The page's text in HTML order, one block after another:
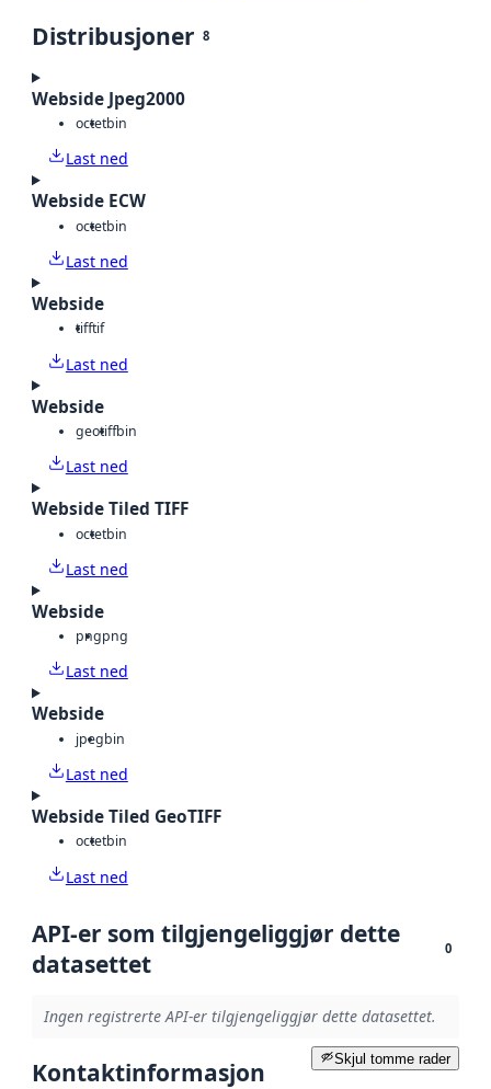
Distribusjoner 8
Webside Jpeg2000
octetbin
Last ned
Webside ECW
octetbin
Last ned
Webside
tifftif
Last ned
Webside
geotiffbin
Last ned
Webside Tiled TIFF
octetbin
Last ned
Webside
pngpng
Last ned
Webside
jpegbin
Last ned
Webside Tiled GeoTIFF
octetbin
Last ned
API-er som tilgjengeliggjør dette
datasettet
0
Ingen registrerte API-er tilgjengeliggjør dette datasettet.
Skjul tomme rader
Kontaktinformasjon